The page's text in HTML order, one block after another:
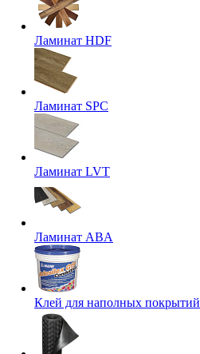
Ламинат HDF
Ламинат SPC
Ламинат LVT
Ламинат ABA
Клей для наполных покрытий